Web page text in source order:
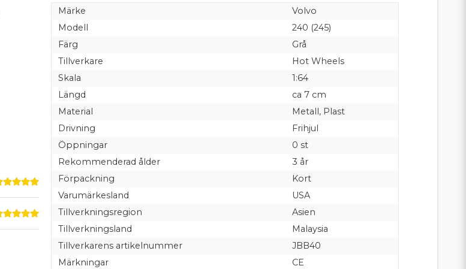
Märke
Volvo
Modell
240 (245)
Färg
Grå
Tillverkare
Hot Wheels
Skala
1:64
Längd
ca 7 cm
Material
Metall, Plast
Drivning
Frihjul
Öppningar
0 st
Rekommenderad ålder
3 år
Förpackning
Kort
Varumärkesland
USA
Tillverkningsregion
Asien
Tillverkningsland
Malaysia
Tillverkarens artikelnummer
JBB40
Märkningar
CE